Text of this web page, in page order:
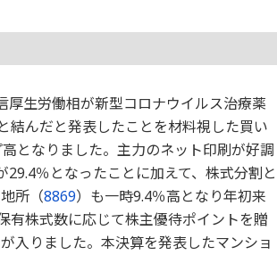
生労働相が新型コロナウイルス治療薬
結んだと発表したことを材料視した買い
となりました。主力のネット印刷が好調
％となったことに加えて、株式分割と
所（8869）も一時9.4％高となり年初来
有株式数に応じて株主優待ポイントを贈
入りました。本決算を発表したマンショ